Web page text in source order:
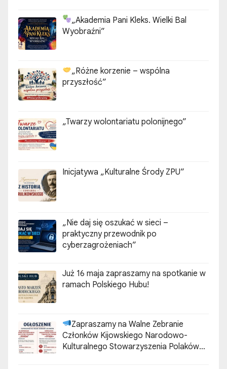
„Akademia Pani Kleks. Wielki Bal
Wyobraźni”
„Różne korzenie – wspólna
przyszłość”
„Twarzy wolontariatu polonijnego”
Inicjatywa „Kulturalne Środy ZPU”
„Nie daj się oszukać w sieci –
praktyczny przewodnik po
cyberzagrożeniach”
Już 16 maja zapraszamy na spotkanie w
ramach Polskiego Hubu!
Zapraszamy na Walne Zebranie
Członków Kijowskiego Narodowo-
Kulturalnego Stowarzyszenia Polaków